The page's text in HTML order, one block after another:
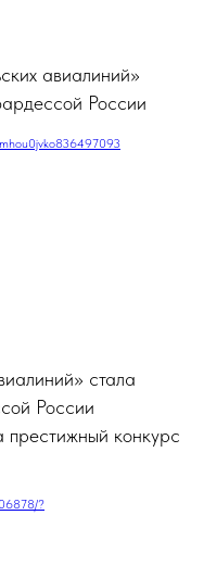
авиалиний»
России
стала
России
престижный конкурс
?